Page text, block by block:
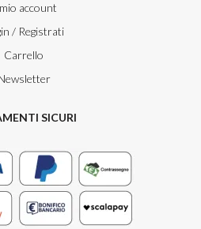
account
/ Registrati
Carrello
SICURI